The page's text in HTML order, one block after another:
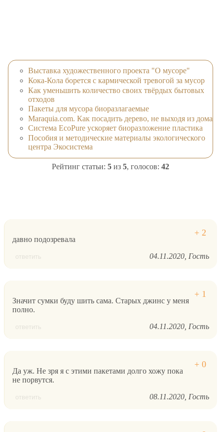
Выставка художественного проекта "О мусоре"
Кока-Кола борется с кармической тревогой за мусор
Как уменьшить количество своих твёрдых бытовых
отходов
Пакеты для мусора биоразлагаемые
Maraquia.com. Как посадить дерево, не выходя из дома
Система EcoPure ускоряет биоразложение пластика
Пособия и методические материалы экологического
центра Экосистема
Рейтинг статьи: 5 из 5, голосов: 42
давно подозревала
ответить 04.11.2020 Гость
Значит сумки буду шить сама. Старых джинс у меня
полно.
ответить 04.11.2020 Гость
Да уж. Не зря я с этими пакетами долго хожу пока
не порвутся.
ответить 08.11.2020 Гость